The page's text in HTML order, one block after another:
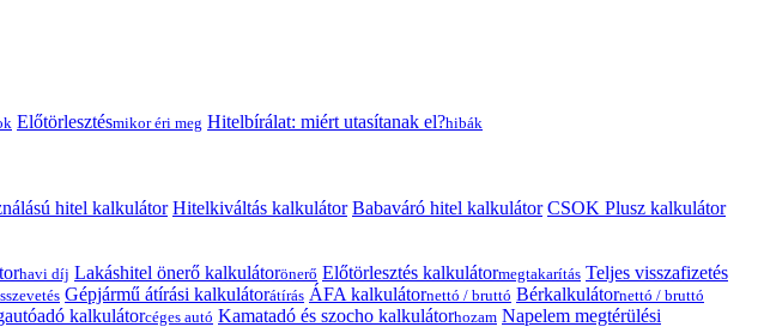
Előtörlesztésmikor éri meg Hitelbírálat: miért utasítanak el?hibák
hitel kalkulátor Hitelkiváltás kalkulátor Babaváró hitel kalkulátor CSOK Plusz kalkulátor
havi díj Lakáshitel önerő kalkulátorönerő Előtörlesztés kalkulátormegtakarítás Teljes visszafizetés
Gépjármű átírási kalkulátorátírás ÁFA kalkulátornettó / bruttó Bérkalkulátornettó / bruttó
kalkulátorcéges autó Kamatadó és szocho kalkulátorhozam Napelem megtérülési